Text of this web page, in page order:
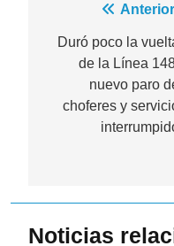
Navegación
de
entradas
Duró poco la
de la Línea
nuevo paro
choferes y
Noticias